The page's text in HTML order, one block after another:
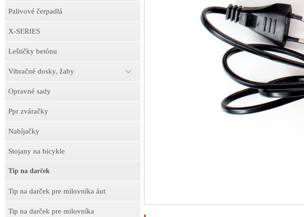
Palivové čerpadlá
X-SERIES
Leštičky betónu
Vibračné dosky, žaby
Opravné sady
Ppr zváračky
Nabíjačky
Stojany na bicykle
Tip na darček
Tip na darček pre milovníka áut
Tip na darček pre milovníka